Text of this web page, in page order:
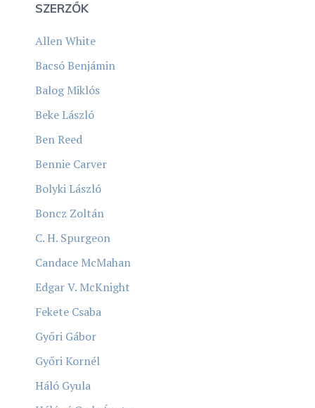
SZERZŐK
Allen White
Bacsó Benjámin
Balog Miklós
Beke László
Ben Reed
Bennie Carver
Bolyki László
Boncz Zoltán
C. H. Spurgeon
Candace McMahan
Edgar V. McKnight
Fekete Csaba
Győri Gábor
Győri Kornél
Háló Gyula